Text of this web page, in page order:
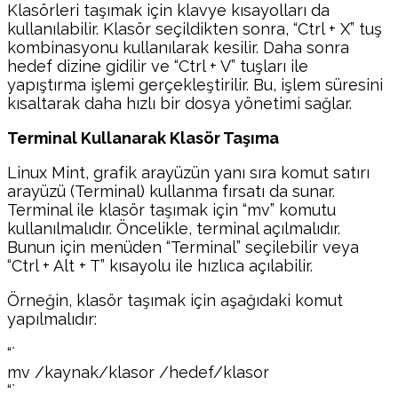
Klasörleri taşımak için klavye kısayolları da
kullanılabilir. Klasör seçildikten sonra, “Ctrl + X” tuş
kombinasyonu kullanılarak kesilir. Daha sonra
hedef dizine gidilir ve “Ctrl + V” tuşları ile
yapıştırma işlemi gerçekleştirilir. Bu, işlem süresini
kısaltarak daha hızlı bir dosya yönetimi sağlar.
Terminal Kullanarak Klasör Taşıma
Linux Mint, grafik arayüzün yanı sıra komut satırı
arayüzü (Terminal) kullanma fırsatı da sunar.
Terminal ile klasör taşımak için “mv” komutu
kullanılmalıdır. Öncelikle, terminal açılmalıdır.
Bunun için menüden “Terminal” seçilebilir veya
“Ctrl + Alt + T” kısayolu ile hızlıca açılabilir.
Örneğin, klasör taşımak için aşağıdaki komut
yapılmalıdır:
“`
mv /kaynak/klasor /hedef/klasor
“`